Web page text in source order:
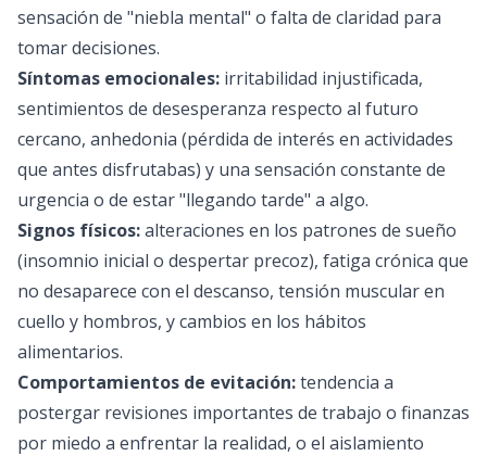
sensación de "niebla mental" o falta de claridad para
tomar decisiones.
Síntomas emocionales: irritabilidad injustificada,
sentimientos de desesperanza respecto al futuro
cercano, anhedonia (pérdida de interés en actividades
que antes disfrutabas) y una sensación constante de
urgencia o de estar "llegando tarde" a algo.
Signos físicos:alteraciones en los patrones de sueño
(insomnio inicial o despertar precoz), fatiga crónica que
no desaparece con el descanso, tensión muscular en
cuello y hombros, y cambios en los hábitos
alimentarios.
Comportamientos de evitación:tendencia a
postergar revisiones importantes de trabajo o finanzas
por miedo a enfrentar la realidad, o el aislamiento